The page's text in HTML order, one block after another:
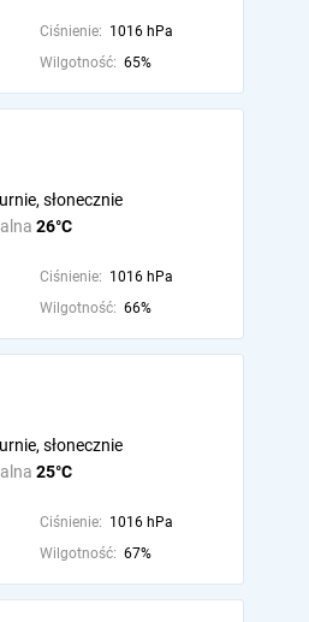
Ciśnienie: 1016 hPa
Wilgotność: 65%
26°C
słonecznie
Ciśnienie: 1016 hPa
Wilgotność: 66%
25°C
słonecznie
Ciśnienie: 1016 hPa
Wilgotność: 67%